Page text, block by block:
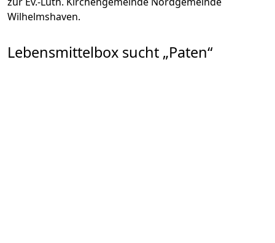
Wilhelmshaven.
Lebensmittelbox sucht „Paten“